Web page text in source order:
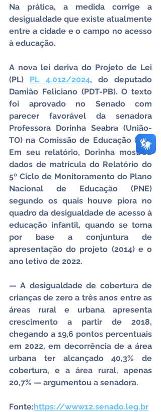
Na prática, a medida corrige a
desigualdade que existe atualmente
entre a cidade e o campo no acesso
à educação.
A nova lei deriva do Projeto de Lei
(PL) PL 4.012/2024, do deputado
Damião Feliciano (PDT-PB). O texto
foi aprovado no Senado com
parecer favorável da senadora
Professora Dorinha Seabra (União-
TO) na Comissão de Educação (CE).
Em seu relatório, Dorinha mostrou
dados de matrícula do Relatório do
5º Ciclo de Monitoramento do Plano
Nacional de Educação (PNE)
segundo os quais houve piora no
quadro da desigualdade de acesso à
educação infantil, quando se toma
por base a conjuntura de
apresentação do projeto (2014) e o
ano letivo de 2022.
— A desigualdade de cobertura de
crianças de zero a três anos entre as
áreas rural e urbana apresenta
crescimento a partir de 2018,
chegando a 19,6 pontos percentuais
em 2022, em decorrência de a área
urbana ter alcançado 40,3% de
cobertura, e a área rural, apenas
20,7% — argumentou a senadora.
Fonte:https://www12.senado.leg.br